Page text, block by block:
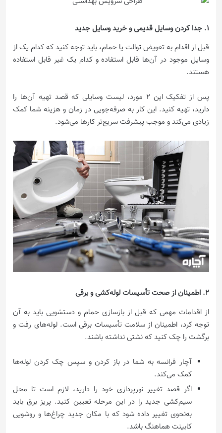
1. جدا کردن وسایل قدیمی و خرید وسایل جدید
قبل از اقدام به تعویض توالت یا حمام، باید توجه کنید که کدام یک از
وسایل موجود در آن‌ها قابل استفاده و کدام یک غیر قابل استفاده
هستند.
پس از تفکیک این 2 مورد، لیست وسایلی که قصد تهیه آن‌ها را
دارید، تهیه کنید. این کار به صرفه‌جویی در زمان و هزینه شما کمک
زیادی می‌کند و موجب پیشرفت سریع‌تر کارها می‌شود.
2. اطمینان از صحت تأسیسات لوله‌کشی و برقی
از اقدامات مهمی که قبل از بازسازی حمام و دستشویی باید به آن
توجه کرد، اطمینان از سلامت تأسیسات برقی است. لوله‌های رفت و
برگشت را چک کنید که نشتی نداشته باشند.
آچار فرانسه به شما در باز کردن و سپس چک کردن لوله‌ها
کمک می‌کند.
اگر قصد تغییر نورپردازی خود را دارید، لازم است تا محل
سیم‌کشی جدید را در این مرحله تعیین کنید. پریز برق باید
به‌نحوی تغییر داده شود که با مکان جدید چراغ‌ها و روشویی
کابینت هماهنگ باشد.